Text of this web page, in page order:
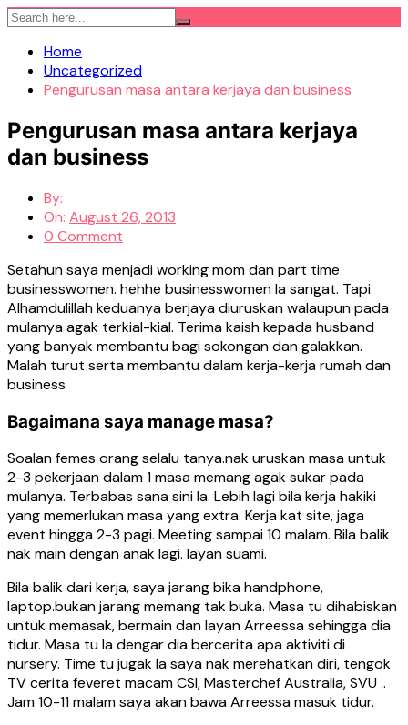
Skip
contentHome
Uncategorized
Pengurusan masa antara kerjaya dan business
Pengurusan masa antara kerjaya
dan business
By:
On: August 26, 2013
0 Comment
Setahun saya menjadi working mom dan part time
businesswomen. hehhe businesswomen la sangat. Tapi
Alhamdulillah keduanya berjaya diuruskan walaupun pada
mulanya agak terkial-kial. Terima kaish kepada husband
yang banyak membantu bagi sokongan dan galakkan.
Malah turut serta membantu dalam kerja-kerja rumah dan
business
Bagaimana saya manage masa?
Soalan femes orang selalu tanya.nak uruskan masa untuk
2-3 pekerjaan dalam 1 masa memang agak sukar pada
mulanya. Terbabas sana sini la. Lebih lagi bila kerja hakiki
yang memerlukan masa yang extra. Kerja kat site, jaga
event hingga 2-3 pagi. Meeting sampai 10 malam. Bila balik
nak main dengan anak lagi. layan suami.
Bila balik dari kerja, saya jarang bika handphone,
laptop.bukan jarang memang tak buka. Masa tu dihabiskan
untuk memasak, bermain dan layan Arreessa sehingga dia
tidur. Masa tu la dengar dia bercerita apa aktiviti di
nursery. Time tu jugak la saya nak merehatkan diri, tengok
TV cerita feveret macam CSI, Masterchef Australia, SVU ..
Jam 10-11 malam saya akan bawa Arreessa masuk tidur.